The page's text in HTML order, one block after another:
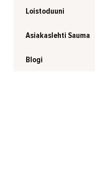
Loistoduuni
Asiakaslehti Sauma
Blogi